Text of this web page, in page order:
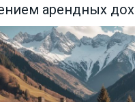
арендных